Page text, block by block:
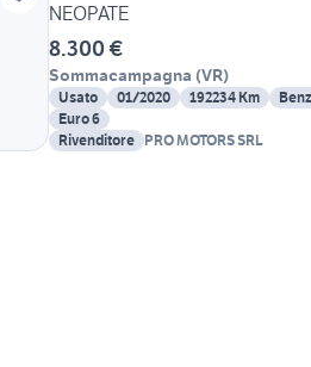
NEOPATE
8.300 €
Sommacampagna (VR)
Usato 01/2020 192234 Km
Euro 6
Rivenditore PRO MOTORS SRL